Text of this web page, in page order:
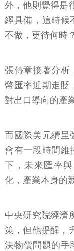
外，他則覺得是
經具備，這時候
不做，更待何時？
張傳章接著分析
幣匯率近期走貶
對出口導向的產
而國際美元續呈
會有一段時間維
下，未來匯率
化，產業本身的
中央研究院經濟
策，但他提醒，
決物價問題的手